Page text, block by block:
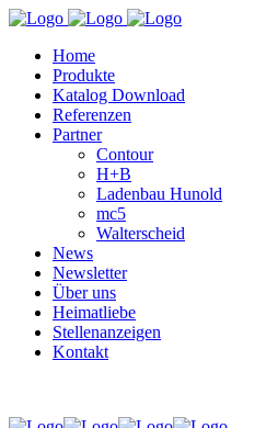
Home
Produkte
Katalog Download
Referenzen
Partner
Contour
H+B
Ladenbau Hunold
mc5
Walterscheid
News
Newsletter
Über uns
Heimatliebe
Stellenanzeigen
Kontakt